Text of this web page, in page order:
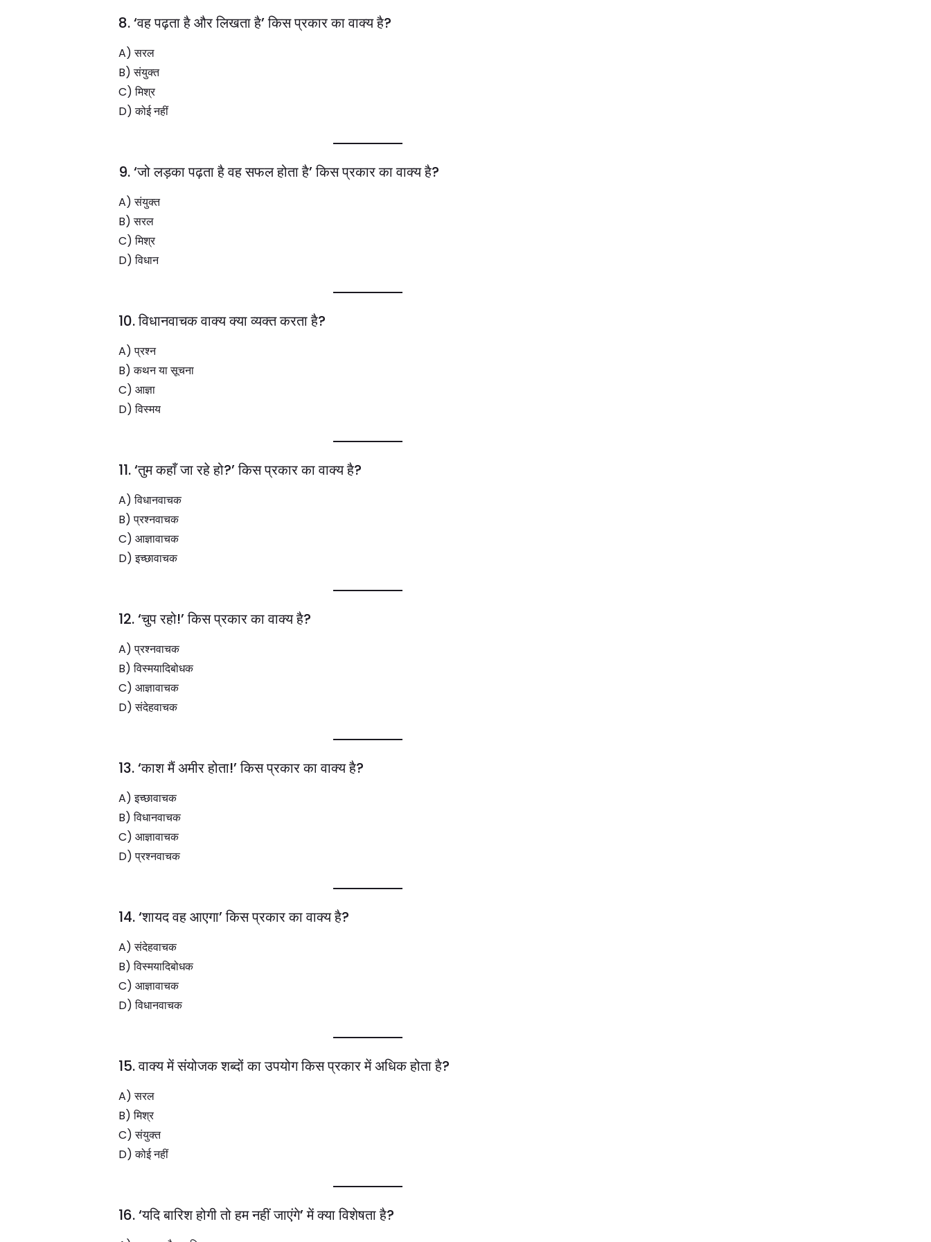
8. ‘वह पढ़ता है और लिखता है’ किस प्रकार का वाक्य है?
A) सरल
B) संयुक्त
C) मिश्र
D) कोई नहीं
9. ‘जो लड़का पढ़ता है वह सफल होता है’ किस प्रकार का वाक्य है?
A) संयुक्त
B) सरल
C) मिश्र
D) विधान
10. विधानवाचक वाक्य क्या व्यक्त करता है?
A) प्रश्न
B) कथन या सूचना
C) आज्ञा
D) विस्मय
11. ‘तुम कहाँ जा रहे हो?’ किस प्रकार का वाक्य है?
A) विधानवाचक
B) प्रश्नवाचक
C) आज्ञावाचक
D) इच्छावाचक
12. ‘चुप रहो!’ किस प्रकार का वाक्य है?
A) प्रश्नवाचक
B) विस्मयादिबोधक
C) आज्ञावाचक
D) संदेहवाचक
13. ‘काश मैं अमीर होता!’ किस प्रकार का वाक्य है?
A) इच्छावाचक
B) विधानवाचक
C) आज्ञावाचक
D) प्रश्नवाचक
14. ‘शायद वह आएगा’ किस प्रकार का वाक्य है?
A) संदेहवाचक
B) विस्मयादिबोधक
C) आज्ञावाचक
D) विधानवाचक
15. वाक्य में संयोजक शब्दों का उपयोग किस प्रकार में अधिक होता है?
A) सरल
B) मिश्र
C) संयुक्त
D) कोई नहीं
16. ‘यदि बारिश होगी तो हम नहीं जाएंगे’ में क्या विशेषता है?